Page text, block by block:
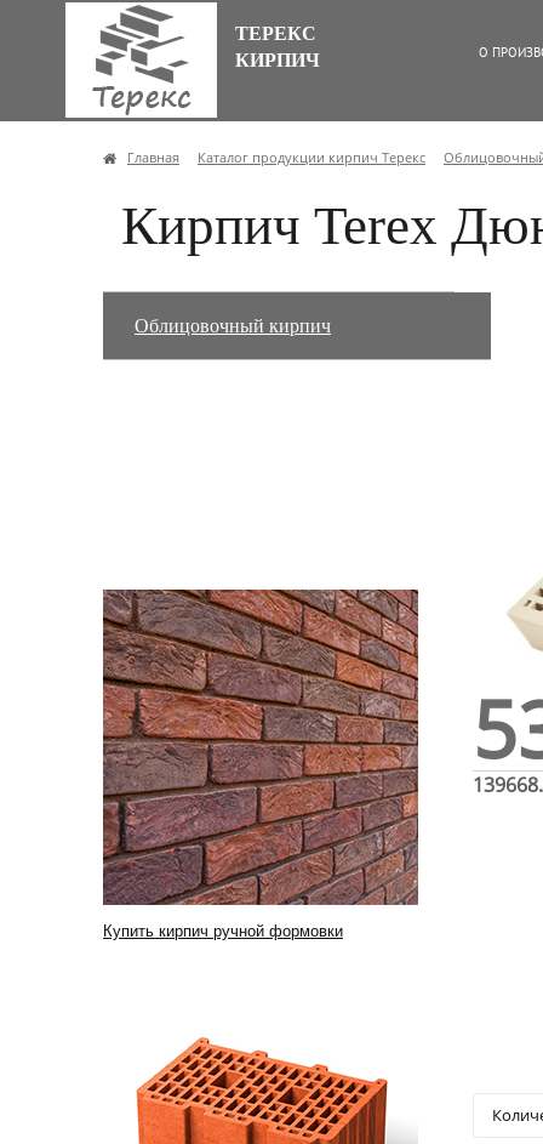
ТЕРЕКС
КИРПИЧ
О
Главная Каталог продукции кирпич Терекс
Кирпич Terex
Облицовочный кирпич
Купить кирпич ручной формовки